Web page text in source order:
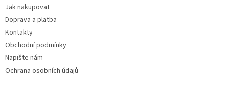
Jak nakupovat
Doprava a platba
Kontakty
Obchodní podmínky
Napište nám
Ochrana osobních údajů